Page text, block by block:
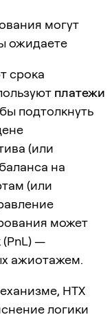
могут
ожидаете
срока
платежи
подтолкнуть
(или
на
(или
может
(PnL) —
ажиотажем.
HTX
логики